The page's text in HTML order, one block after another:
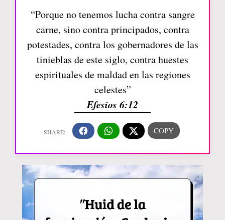
“Porque no tenemos lucha contra sangre
carne, sino contra principados, contra
potestades, contra los gobernadores de las
tinieblas de este siglo, contra huestes
espirituales de maldad en las regiones
celestes”
Efesios 6:12